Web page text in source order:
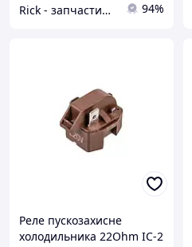
Rick - запчастини та аксесуари до побутової техніки. 94%
Реле пускозахисне
холодильника 22Ohm IC-2